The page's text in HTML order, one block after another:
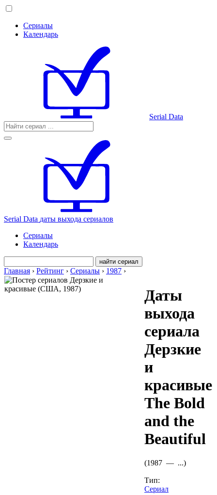
Сериалы
Календарь
Serial Data
Serial Data даты выхода сериалов
Сериалы
Календарь
Главная › Рейтинг › Сериалы › 1987 ›
Даты
выхода
сериала
Дерзкие
и
красивые
The Bold
and the
Beautiful
(1987 — ...)
Тип:
Сериал